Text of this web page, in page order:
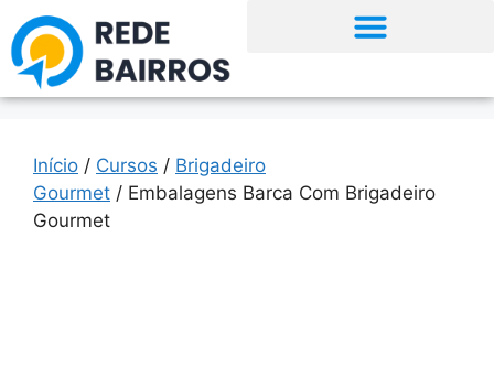
Início / Cursos / Brigadeiro
Gourmet / Embalagens Barca Com Brigadeiro
Gourmet